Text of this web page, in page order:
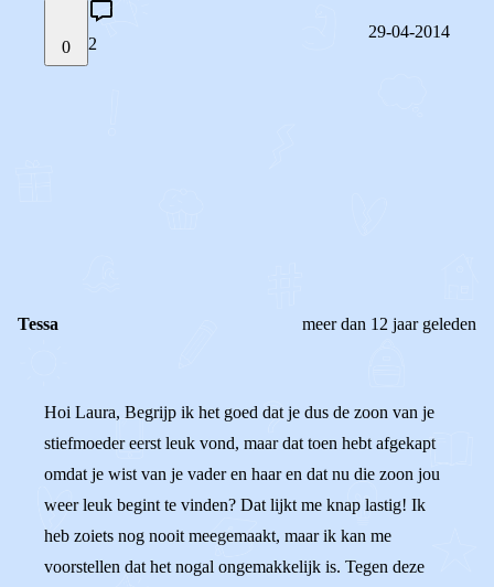
0 2
29-04-2014
Tessa meer dan 12 jaar geleden
Hoi Laura, Begrijp ik het goed dat je dus de zoon van je
stiefmoeder eerst leuk vond, maar dat toen hebt afgekapt
omdat je wist van je vader en haar en dat nu die zoon jou
weer leuk begint te vinden? Dat lijkt me knap lastig! Ik
heb zoiets nog nooit meegemaakt, maar ik kan me
voorstellen dat het nogal ongemakkelijk is. Tegen deze